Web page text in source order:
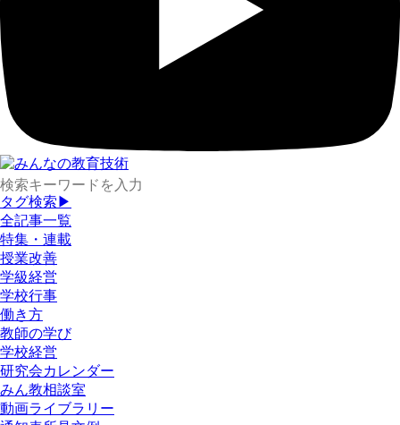
タグ検索▶
全記事一覧
特集・連載
授業改善
学級経営
学校行事
働き方
教師の学び
学校経営
研究会カレンダー
みん教相談室
動画ライブラリー